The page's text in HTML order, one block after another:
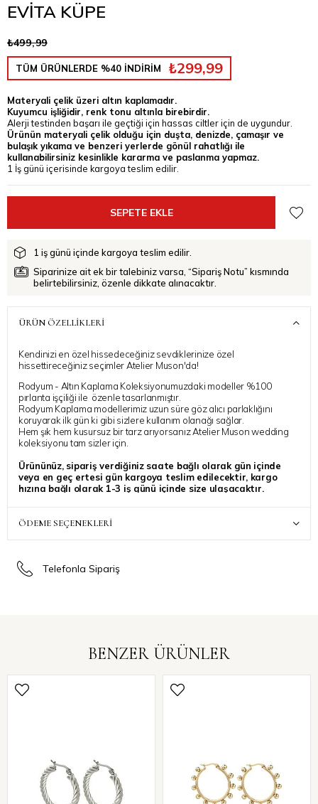
EVİTA KÜPE
₺499,99
TÜM ÜRÜNLERDE %40 İNDİRİM ₺299,99
Materyali çelik üzeri altın kaplamadır.
Kuyumcu işliğidir, renk tonu altınla birebirdir.
Alerji testinden başarı ile geçtiği için hassas ciltler için de uygundur.
Ürünün materyali çelik olduğu için duşta, denizde, çamaşır ve
bulaşık yıkama ve benzeri yerlerde gönül rahatlığı ile
kullanabilirsiniz kesinlikle kararma ve paslanma yapmaz.
1 İş günü içerisinde kargoya teslim edilir.
1 iş günü içinde kargoya teslim edilir.
Siparinize ait ek bir talebiniz varsa, “Sipariş Notu” kısmında
belirtebilirsiniz, özenle dikkate alınacaktır.
ÜRÜN ÖZELLIKLERI
Kendinizi en özel hissedeceğiniz sevdiklerinize özel
hissettireceğiniz seçimler Atelier Muson'da!
Rodyum - Altın Kaplama Koleksiyonumuzdaki modeller %100
pırlanta işçiliği ile özenle tasarlanmıştır.
Rodyum Kaplama modellerimiz uzun süre göz alıcı parlaklığını
koruyarak ilk gün ki gibi sizlere kullanım olanağı sağlar.
Hem şık hem kusursuz bir tarz arıyorsanız Atelier Muson wedding
koleksiyonu tam sizler için.
Ürününüz, sipariş verdiğiniz saate bağlı olarak gün içinde
veya en geç ertesi gün kargoya teslim edilecektir, kargo
hızına bağlı olarak 1-3 iş günü içinde size ulaşacaktır.
ÖDEME SEÇENEKLERI
Telefonla Sipariş
BENZER ÜRÜNLER